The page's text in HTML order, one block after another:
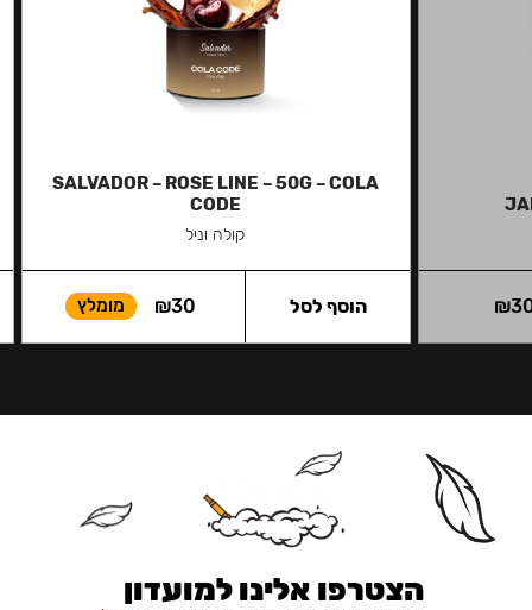
₪
SALVADOR – ROSE LINE – 50G – COLA
CODE
קולה וניל
₪30 מומלץ הוסף לסל
הצטרפו אלינו למועדון